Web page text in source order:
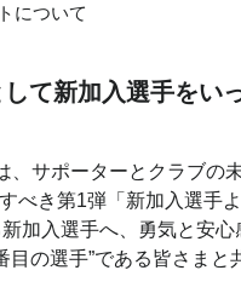
について
て新加入選手をい
、サポーターとクラブの
べき第1弾「新加入選手
加入選手へ、勇気と安心
目の選手”である皆さま